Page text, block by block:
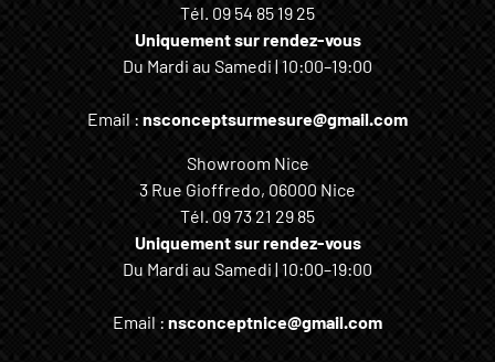
Tél. 09 54 85 19 25
Uniquement sur rendez-vous
Du Mardi au Samedi | 10:00–19:00
Email : nsconceptsurmesure@gmail.com
Showroom Nice
3 Rue Gioffredo, 06000 Nice
Tél. 09 73 21 29 85
Uniquement sur rendez-vous
Du Mardi au Samedi | 10:00–19:00
Email : nsconceptnice@gmail.com